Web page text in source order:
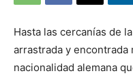
Hasta las cercanías de
arrastrada y encontrada
nacionalidad alemana